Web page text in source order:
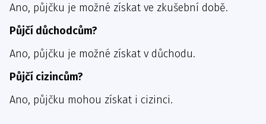
Ano, půjčku je možné získat ve zkušební době.
Půjčí důchodcům?
Ano, půjčku je možné získat v důchodu.
Půjčí cizincům?
Ano, půjčku mohou získat i cizinci.